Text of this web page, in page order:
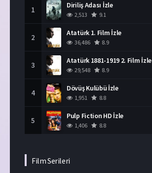
1 Diriliş Adası İzle
2,513 9.1
2 Atatürk 1. Film İzle
36,486 8.9
3 Atatürk 1881-1919 2. Film İzle
29,548 8.9
4 Dövüş Kulübü İzle
1,951 8.8
5 Pulp Fiction HD İzle
1,406 8.8
Film Serileri